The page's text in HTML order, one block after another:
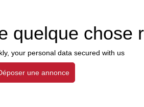
quelque chose
your personal data secured with us
une annonce